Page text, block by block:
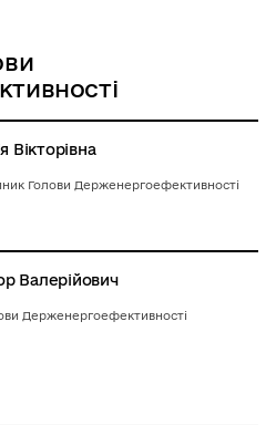
Вікторівна
Голови Держенергоефективності
Валерійович
Держенергоефективності